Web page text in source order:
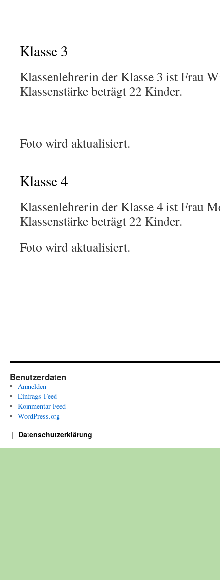
Klasse 3
Klassenlehrerin der Klasse 3 ist Frau
Klassenstärke beträgt 22 Kinder.
Foto wird aktualisiert.
Klasse 4
Klassenlehrerin der Klasse 4 ist Frau
Klassenstärke beträgt 22 Kinder.
Foto wird aktualisiert.
Benutzerdaten
Anmelden
Eintrags-Feed
Kommentar-Feed
WordPress.org
Datenschutzerklärung